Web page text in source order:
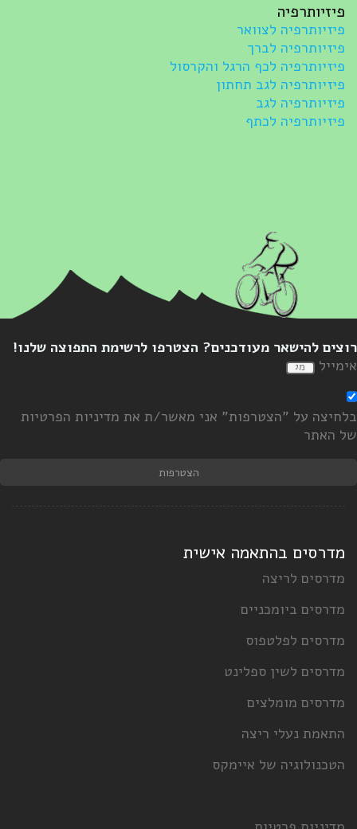
פיזיותרפיה
פיזיותרפיה לצוואר
פיזיותרפיה לברך
פיזיותרפיה לכף הרגל והקרסול
פיזיותרפיה לגב תחתון
פיזיותרפיה לגב
פיזיותרפיה לכתף
להישאר מעודכנים? הצטרפו לרשימת התפוצה שלנו!
על "הצטרפות" אני מאשר/ת את מדיניות הפרטיות
האתר
הצטרפות
מדרסים בהתאמה אישית
מדרסים לריצה
מדרסים ביומכניים
מדרסים לפלטפוס
מדרסים לשין ספלינט
מדרסים מומלצים
התאמת נעלי ריצה
הטכנולוגיה של איימקס